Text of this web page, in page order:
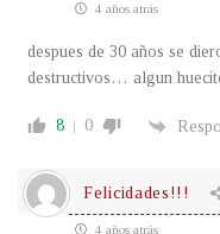
4 años atrás
despues de 30 años se
destructivos… algun
8 0
Felicidades!!!
4 años atrás